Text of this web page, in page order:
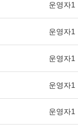
운영자1
운영자1
운영자1
운영자1
운영자1